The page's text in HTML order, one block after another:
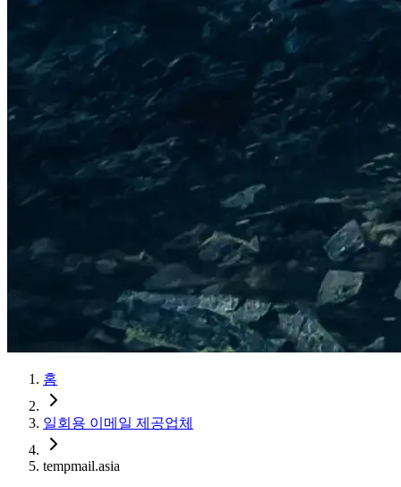
홈
일회용 이메일 제공업체
tempmail.asia